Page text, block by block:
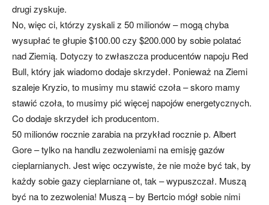
drugi zyskuje.
No, więc ci, którzy zyskali z 50 milionów – mogą chyba
wysupłać te głupie $100.00 czy $200.000 by sobie polatać
nad Ziemią. Dotyczy to zwłaszcza producentów napoju Red
Bull, który jak wiadomo dodaje skrzydeł. Ponieważ na Ziemi
szaleje Kryzio, to musimy mu stawić czoła – skoro mamy
stawić czoła, to musimy pić więcej napojów energetycznych.
Co dodaje skrzydeł ich producentom.
50 milionów rocznie zarabia na przykład rocznie p. Albert
Gore – tylko na handlu zezwoleniami na emisję gazów
cieplarnianych. Jest więc oczywiste, że nie może być tak, by
każdy sobie gazy cieplarniane ot, tak – wypuszczał. Muszą
być na to zezwolenia! Muszą – by Bertcio mógł sobie nimi